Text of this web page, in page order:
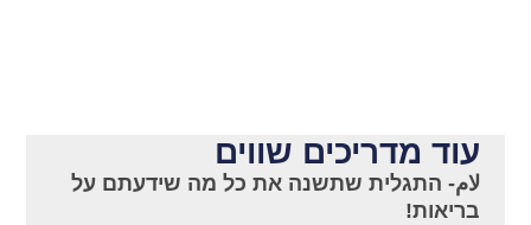
עוד מדריכים שווים
لام- התגלית שתשנה את כל מה שידעתם על
בריאות!